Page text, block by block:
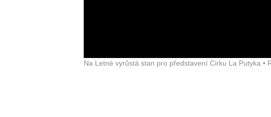
Na Letné vyrůstá stan pro představení Cirku La Putyka •